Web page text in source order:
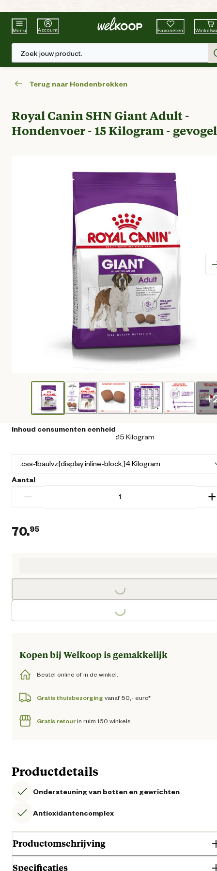
Beste WinkelketenTuin & Dier
Menu Account Favorieten
Zoek jouw product.
Terug naar Hondenbrokken
Royal Canin SHN Giant Adult -
Hondenvoer - 15 Kilogram -
+
Inhoud consumenten eenheid
:15 Kilogram
Aantal
− +
70.95
Loading...
Loading...
Kopen bij Welkoop is gemakkelijk
Bestel online of in de winkel.
Gratis thuisbezorging vanaf 50,- euro*
Gratis retourin ruim 160 winkels
Productdetails
Ondersteuning van botten en gewrichten
Antioxidantencomplex
Productomschrijving
Specificaties